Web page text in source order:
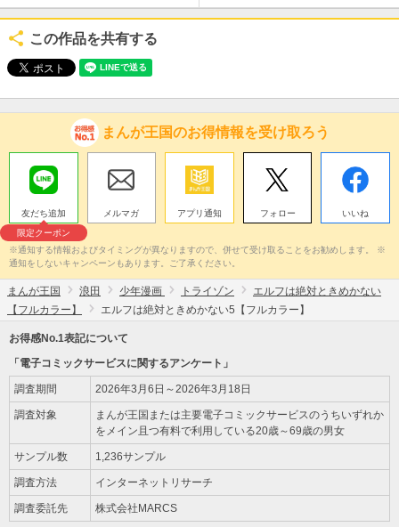
この作品を共有する
まんが王国のお得情報を受け取ろう
友だち追加
限定クーポン
メルマガ アプリ通知 フォロー いいね
※通知する情報およびタイミングが異なりますので、併せて受け取ることをお勧めします。 ※
通知をしないキャンペーンもあります。ご了承ください。
まんが王国 浪田 少年漫画 トライゾン
エルフは絶対ときめかない
【フルカラー】
エルフは絶対ときめかない5【フルカラー】
お得感No.1表記について
「電子コミックサービスに関するアンケート」
調査期間 2026年3月6日～2026年3月18日
調査対象
まんが王国または主要電子コミックサービスのうちいずれか
をメイン且つ有料で利用している20歳～69歳の男女
サンプル数 1,236サンプル
調査方法 インターネットリサーチ
調査委託先 株式会社MARCS